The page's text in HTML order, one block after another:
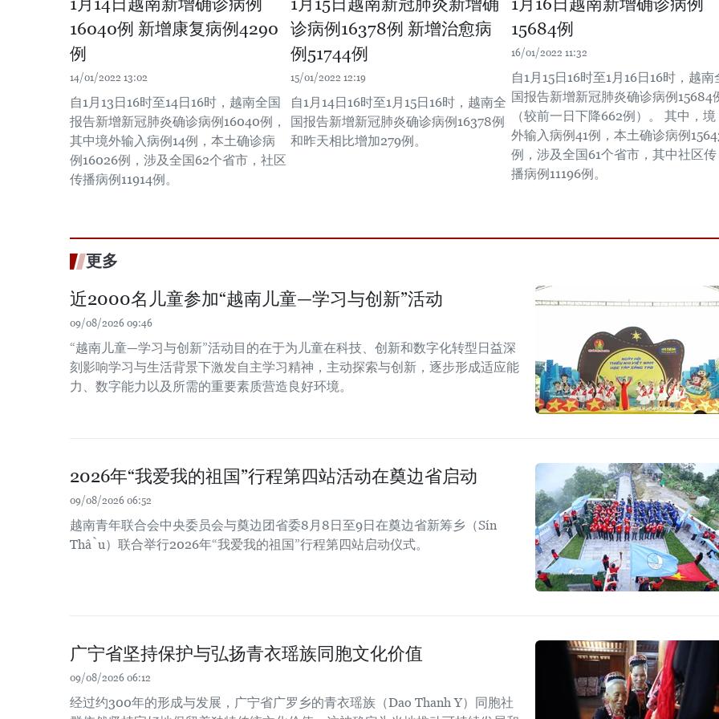
1月14日越南新增确诊病例
16040例 新增康复病例4290
例
14/01/2022 13:02
自1月13日16时至14日16时，越南全国
报告新增新冠肺炎确诊病例16040例，
其中境外输入病例14例，本土确诊病
例16026例，涉及全国62个省市，社区
传播病例11914例。
1月15日越南新冠肺炎新增确
诊病例16378例 新增治愈病
例51744例
15/01/2022 12:19
自1月14日16时至1月15日16时，越南全
国报告新增新冠肺炎确诊病例16378例
和昨天相比增加279例。
1月16日越南新增确诊病例
15684例
16/01/2022 11:32
自1月15日16时至1月16日16时，越南
国报告新增新冠肺炎确诊病例15684
（较前一日下降662例）。 其中，境
外输入病例41例，本土确诊病例
例，涉及全国61个省市，其中社区传
播病例11196例。
更多
近2000名儿童参加“越南儿童—学习与创新”活动
09/08/2026 09:46
“越南儿童—学习与创新”活动目的在于为儿童在科技、创新和数字化转型日益深
刻影响学习与生活背景下激发自主学习精神，主动探索与创新，逐步形成适应能
力、数字能力以及所需的重要素质营造良好环境。
2026年“我爱我的祖国”行程第四站活动在奠边省启动
09/08/2026 06:52
越南青年联合会中央委员会与奠边团省委8月8日至9日在奠边省新筹乡（Sín
Thầu）联合举行2026年“我爱我的祖国”行程第四站启动仪式。
广宁省坚持保护与弘扬青衣瑶族同胞文化价值
09/08/2026 06:12
经过约300年的形成与发展，广宁省广罗乡的青衣瑶族（Dao Thanh Y）同胞社